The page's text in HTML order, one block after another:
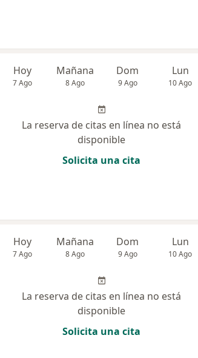
Hoy
7 Ago
Mañana
8 Ago
Dom
9 Ago
Lun
10 Ago
La reserva de citas en línea no está
disponible
Solicita una cita
Hoy
7 Ago
Mañana
8 Ago
Dom
9 Ago
Lun
10 Ago
La reserva de citas en línea no está
disponible
Solicita una cita